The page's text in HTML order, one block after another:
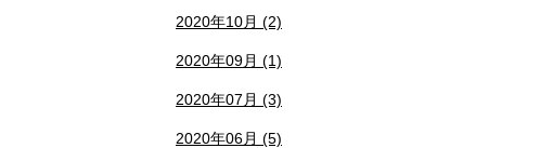
2020年10月 (2)
2020年09月 (1)
2020年07月 (3)
2020年06月 (5)